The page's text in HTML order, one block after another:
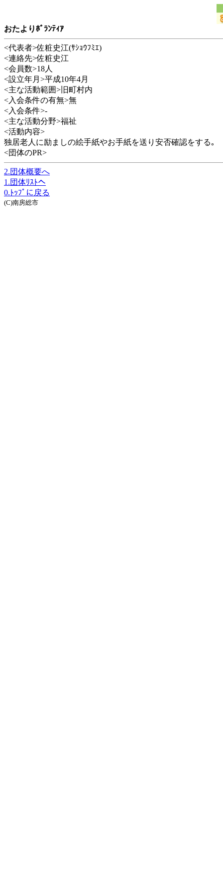
おたよりﾎﾞﾗﾝﾃｨｱ
<代表者>佐粧史江(ｻｼｮｳﾌﾐｴ)
<連絡先>佐粧史江
<会員数>18人
<設立年月>平成10年4月
<主な活動範囲>旧町村内
<入会条件の有無>無
<入会条件>-
<主な活動分野>福祉
<活動内容>
独居老人に励ましの絵手紙やお手紙を送り安否確認をする｡
<団体のPR>
2.団体概要へ
1.団体ﾘｽﾄへ
0.ﾄｯﾌﾟに戻る
(C)南房総市